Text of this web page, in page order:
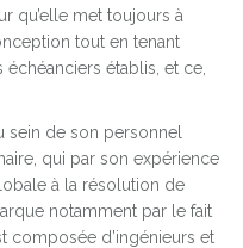
qu’elle met toujours à
tout en tenant
établis, et ce,
sein de son personnel
qui par son expérience
à la résolution de
notamment par le fait
composée d’ingénieurs et